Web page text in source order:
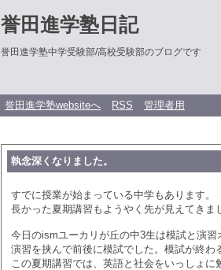
誉田進学塾日記
誉田進学塾中学受験部/高校受験部のブログです
誉田進学塾websiteへ RSS 管理者用
執念深くなりました。
すでに授業が始まっている中学もあります。
長かった夏期講習もようやく先が見えてきま
今日のismユーカリが丘の中3生は模試と演習
演習を挟んで前後に模試でした。模試が終わ
この夏期講習では、英語と社会をいっしょに